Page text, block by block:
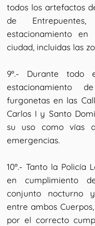
todos los artefactos
de
estacionamiento
ciudad, incluidas las
9º.- Durante todo
estacionamiento
furgonetas en las
Carlos I y Santo
su uso como vías
emergencias.
10º.- Tanto la Policía
en cumplimiento
conjunto nocturno
entre ambos
por el correcto